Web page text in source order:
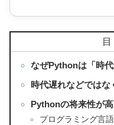
なぜPythonは「時
時代遅れなどでは
Pythonの将来性が
プログラミング言